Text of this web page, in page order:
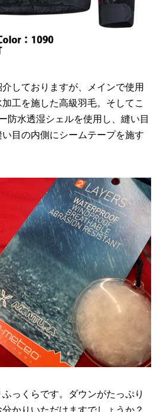
しておりますが、メインで使用
工を施した高級羽毛。そしてこ
防水透湿シェルを使用し、縫い目
目の内側にシームテープを施す
っくらです。ダウンがたっぷり
かりいただけますでしょうか？